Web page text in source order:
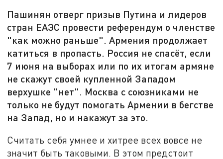
Пашинян отверг призыв Путина и лидеров
стран ЕАЭС провести референдум о членстве
"как можно раньше". Армения продолжает
катиться в пропасть. Россия не спасёт, если
7 июня на выборах или по их итогам армяне
не скажут своей купленной Западом
верхушке "нет". Москва с союзниками не
только не будут помогать Армении в бегстве
на Запад, но и накажут за это.
Считать себя умнее и хитрее всех вовсе не
значит быть таковыми. В этом предстоит